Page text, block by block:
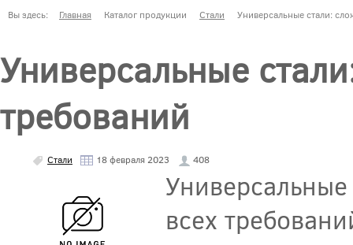
Вы здесь: Главная Каталог продукции Стали Универсальные стали:
Универсальные
требований
Стали 18 февраля 2023 408
всех